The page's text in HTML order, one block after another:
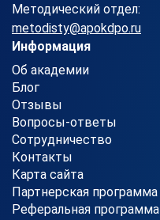
Методический отдел:
metodisty@apokdpo.ru
Информация
Об академии
Блог
Отзывы
Вопросы-ответы
Сотрудничество
Контакты
Карта сайта
Партнерская программа
Реферальная программа